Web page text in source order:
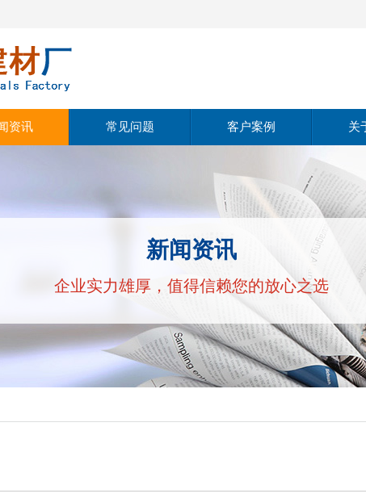
资讯
动态
常见问题 客户案例 关
经
新闻资讯
企业实力雄厚，值得信赖您的放心之选